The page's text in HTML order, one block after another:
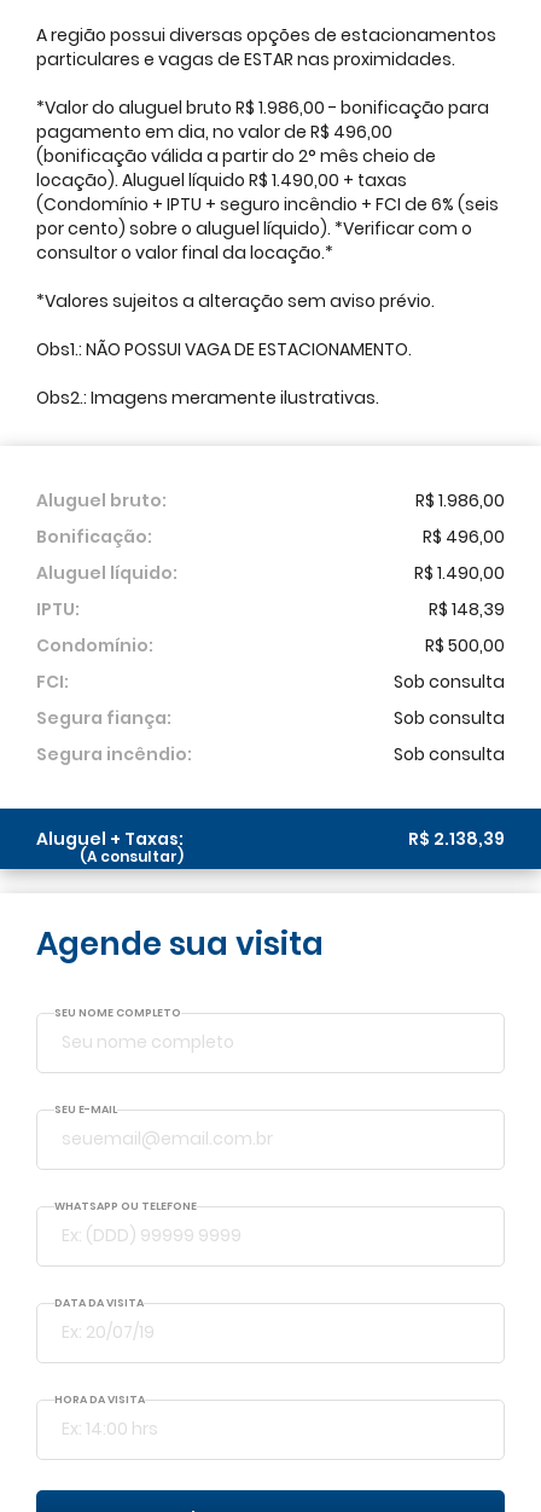
A região possui diversas opções de estacionamentos
particulares e vagas de ESTAR nas proximidades.
*Valor do aluguel bruto R$ 1.986,00 - bonificação para
pagamento em dia, no valor de R$ 496,00
(bonificação válida a partir do 2° mês cheio de
locação). Aluguel líquido R$ 1.490,00 + taxas
(Condomínio + IPTU + seguro incêndio + FCI de 6% (seis
por cento) sobre o aluguel líquido). *Verificar com o
consultor o valor final da locação.*
*Valores sujeitos a alteração sem aviso prévio.
Obs1.: NÃO POSSUI VAGA DE ESTACIONAMENTO.
Obs2.: Imagens meramente ilustrativas.
Aluguel bruto:
R$ 1.986,00
Bonificação:
R$ 496,00
Aluguel líquido:
R$ 1.490,00
IPTU:
R$ 148,39
Condomínio:
R$ 500,00
FCI:
Sob consulta
Segura fiança:
Sob consulta
Segura incêndio:
Sob consulta
Aluguel + Taxas: R$ 2.138,39
Agende sua visita
SEU NOME COMPLETO
SEU E-MAIL
WHATSAPP OU TELEFONE
DATA DA VISITA
HORA DA VISITA
Voltar